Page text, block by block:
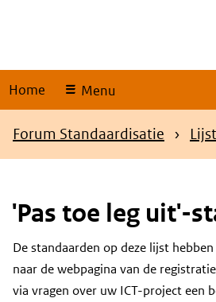
Home Menu
Kruimelpad
Forum Standaardisatie
'Pas toe leg uit'-
Content
De standaarden op deze lijst hebben
naar de webpagina van de
via vragen over uw ICT-project een